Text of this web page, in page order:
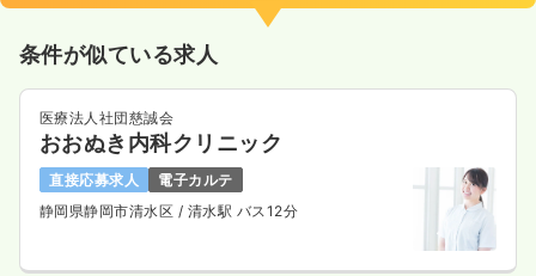
条件が似ている求人
医療法人社団慈誠会
おおぬき内科クリニック
直接応募求人
電子カルテ
静岡県静岡市清水区 / 清水駅 バス12分